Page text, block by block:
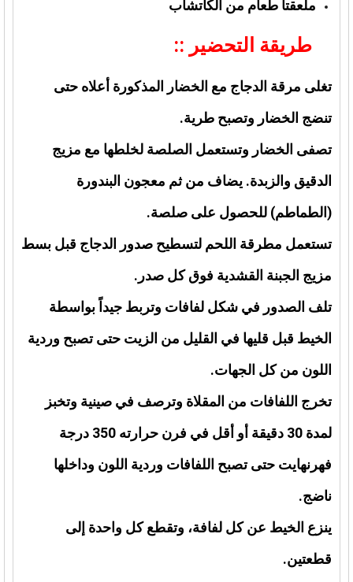
ملعقتا طعام من الكاتشاب
طريقة التحضير ::
تغلى مرقة الدجاج مع الخضار المذكورة أعلاه حتى
تنضج الخضار وتصبح طرية.
تصفى الخضار وتستعمل الصلصة لخلطها مع مزيج
الدقيق والزبدة. يضاف من ثم معجون البندورة
(الطماطم) للحصول على صلصة.
تستعمل مطرقة اللحم لتسطيح صدور الدجاج قبل بسط
مزيج الجبنة القشدية فوق كل صدر.
تلف الصدور في شكل لفافات وتربط جيداً بواسطة
الخيط قبل قليها في القليل من الزيت حتى تصبح وردية
اللون من كل الجهات.
تخرج اللفافات من المقلاة وترصف في صينية وتخبز
لمدة 30 دقيقة أو أقل في فرن حرارته 350 درجة
فهرنهايت حتى تصبح اللفافات وردية اللون وداخلها
ناضج.
ينزع الخيط عن كل لفافة، وتقطع كل واحدة إلى
قطعتين.